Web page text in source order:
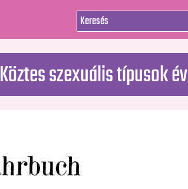
Köztes szexuális típusok